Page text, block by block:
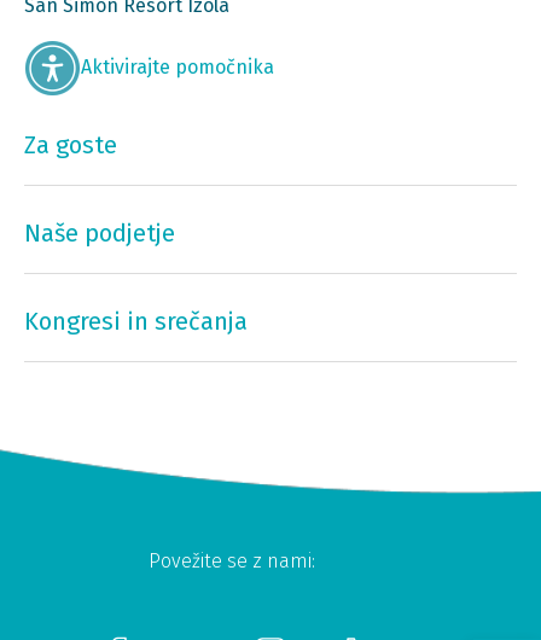
San Simon Resort Izola
Aktivirajte pomočnika
Za goste
Naše podjetje
Kongresi in srečanja
Povežite se z nami: